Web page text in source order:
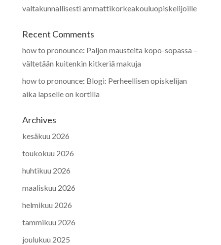
valtakunnallisesti ammattikorkeakouluopiskelijoille
Recent Comments
how to pronounce: Paljon mausteita kopo-sopassa –
vältetään kuitenkin kitkeriä makuja
how to pronounce: Blogi: Perheellisen opiskelijan
aika lapselle on kortilla
Archives
kesäkuu 2026
toukokuu 2026
huhtikuu 2026
maaliskuu 2026
helmikuu 2026
tammikuu 2026
joulukuu 2025